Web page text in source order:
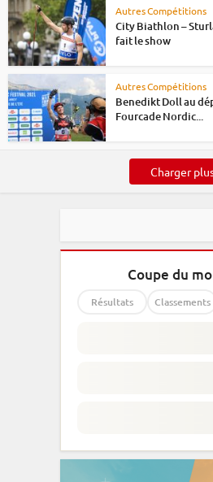
Autres Compétitions
City Biathlon –
fait le show
Autres Compétitions
Benedikt Doll au
Fourcade Nordic...
Charger
Coupe du
Résultats Classements